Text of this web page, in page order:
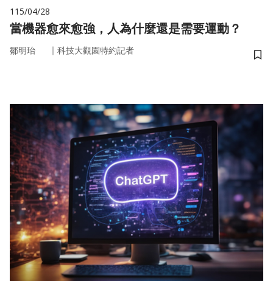
115/04/28
當機器愈來愈強，人為什麼還是需要運動？
鄒明珆 ｜ 科技大觀園特約記者
儲